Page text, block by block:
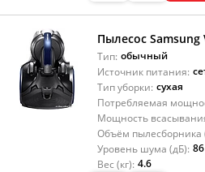
Пылесос Samsung
Тип: обычный
Источник питания:
Тип уборки: сухая
Потребляемая
Мощность
Объём пылесборника
Уровень шума (дБ): 86
Вес (кг): 4.6